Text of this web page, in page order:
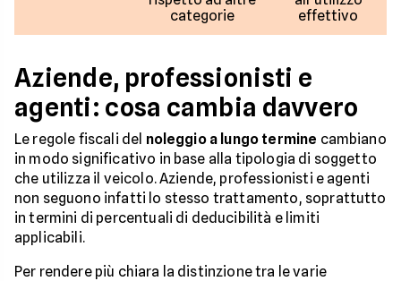
categorie
effettivo
Aziende, professionisti e
agenti: cosa cambia davvero
Le regole fiscali del noleggio a lungo termine cambiano
in modo significativo in base alla tipologia di soggetto
che utilizza il veicolo. Aziende, professionisti e agenti
non seguono infatti lo stesso trattamento, soprattutto
in termini di percentuali di deducibilità e limiti
applicabili.
Per rendere più chiara la distinzione tra le varie